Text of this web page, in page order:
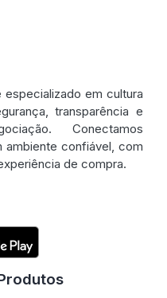
em cultura
transparência e
Conectamos
ambiente confiável, com
de compra.